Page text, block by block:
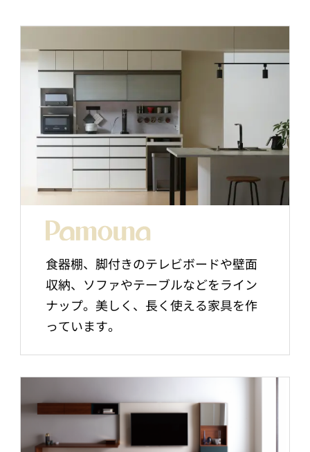
食器棚、脚付きのテレビボードや壁面
収納、ソファやテーブルなどをライン
ナップ。美しく、長く使える家具を作
っています。